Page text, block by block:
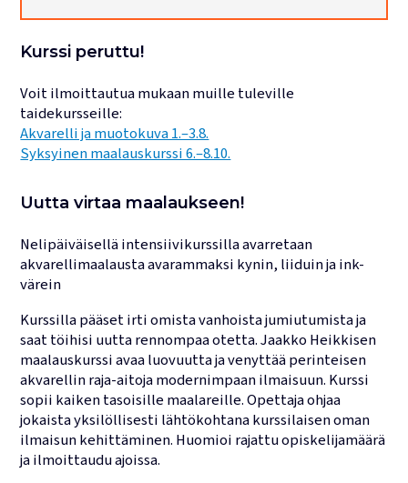
Lukujärjestykset
Kurssi peruttu!
Voit ilmoittautua mukaan muille tuleville
taidekursseille:
Akvarelli ja muotokuva 1.–3.8.
Syksyinen maalauskurssi 6.–8.10.
Uutta virtaa maalaukseen!
Nelipäiväisellä intensiivikurssilla avarretaan
akvarellimaalausta avarammaksi kynin, liiduin ja ink-
värein
Kurssilla pääset irti omista vanhoista jumiutumista ja
saat töihisi uutta rennompaa otetta. Jaakko Heikkisen
maalauskurssi avaa luovuutta ja venyttää perinteisen
akvarellin raja-aitoja modernimpaan ilmaisuun. Kurssi
sopii kaiken tasoisille maalareille. Opettaja ohjaa
jokaista yksilöllisesti lähtökohtana kurssilaisen oman
ilmaisun kehittäminen. Huomioi rajattu opiskelijamäärä
ja ilmoittaudu ajoissa.